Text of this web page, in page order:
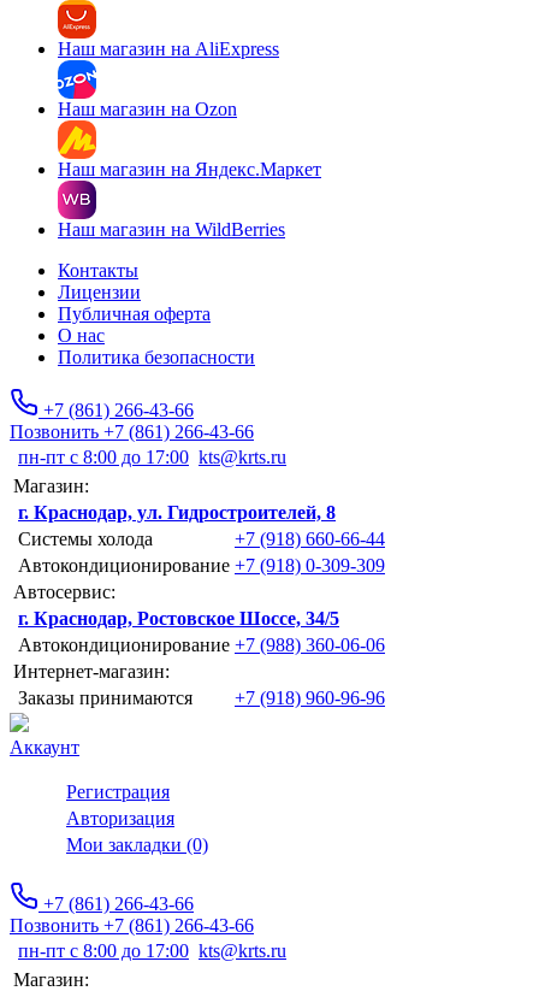
Наш магазин на AliExpress
Наш магазин на Ozon
Наш магазин на Яндекс.Маркет
Наш магазин на WildBerries
Контакты
Лицензии
Публичная оферта
О нас
Политика безопасности
+7 (861) 266-43-66
Позвонить +7 (861) 266-43-66
пн-пт с 8:00 до 17:00 kts@krts.ru
Магазин:
г. Краснодар, ул. Гидростроителей, 8
Системы холода
+7 (918) 660-66-44
Автокондиционирование +7 (918) 0-309-309
Автосервис:
г. Краснодар, Ростовское Шоссе, 34/5
Автокондиционирование +7 (988) 360-06-06
Интернет-магазин:
Заказы принимаются
+7 (918) 960-96-96
Аккаунт
Регистрация
Авторизация
Мои закладки (0)
+7 (861) 266-43-66
Позвонить +7 (861) 266-43-66
пн-пт с 8:00 до 17:00 kts@krts.ru
Магазин: